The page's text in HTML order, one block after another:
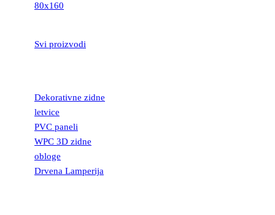
80x160
Svi proizvodi
Dekorativne zidne
letvice
PVC paneli
WPC 3D zidne
obloge
Drvena Lamperija